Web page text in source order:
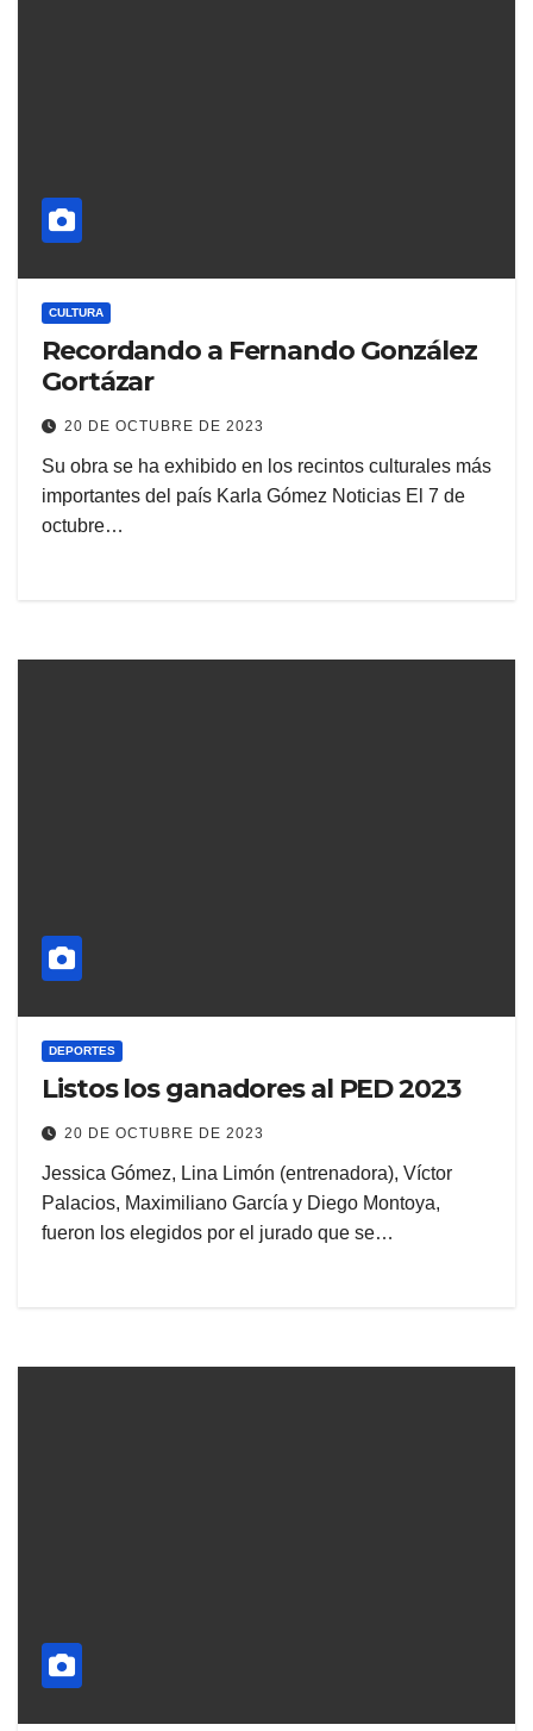
CULTURA
Recordando a Fernando González
Gortázar
20 DE OCTUBRE DE 2023
Su obra se ha exhibido en los recintos culturales más
importantes del país Karla Gómez Noticias El 7 de
octubre…
DEPORTES
Listos los ganadores al PED 2023
20 DE OCTUBRE DE 2023
Jessica Gómez, Lina Limón (entrenadora), Víctor
Palacios, Maximiliano García y Diego Montoya,
fueron los elegidos por el jurado que se…